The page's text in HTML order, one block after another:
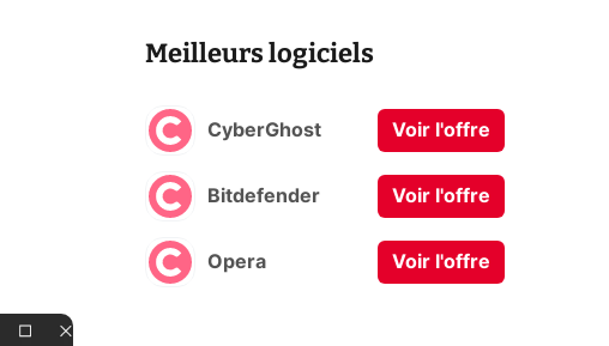
Meilleurs logiciels
CyberGhost Voir l'offre
Bitdefender Voir l'offre
Opera Voir l'offre